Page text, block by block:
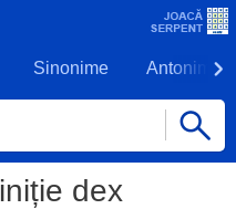
Sinonime Antonime
dex